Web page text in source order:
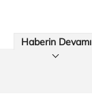
Haberin Devamı